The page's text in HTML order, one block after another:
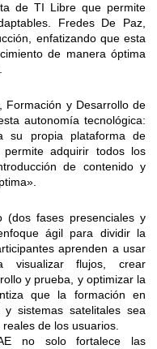
de TI Libre que permite
Fredes De Paz,
enfatizando que esta
de manera óptima
Formación y Desarrollo de
autonomía tecnológica:
su propia plataforma de
adquirir todos los
de contenido y
(dos fases presenciales y
ágil para dividir la
aprenden a usar
visualizar flujos, crear
y prueba, y optimizar la
que la formación en
y sistemas satelitales sea
de los usuarios.
no solo fortalece las